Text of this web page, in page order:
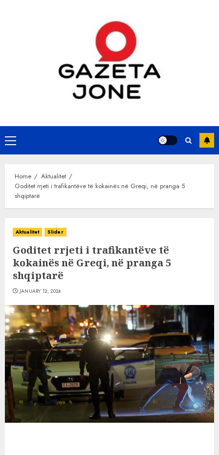
Primary
Menu
Home
Aktualitet
Goditet rrjeti i trafikantëve të kokainës në Greqi, në pranga 5
shqiptarë
Aktualitet Slider
Goditet rrjeti i trafikantëve të
kokainës në Greqi, në pranga 5
shqiptarë
JANUARY 12, 2024